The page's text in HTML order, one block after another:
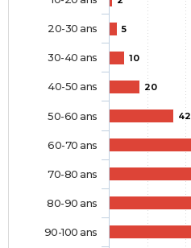
5
10
20
42
20-30 ans
30-40 ans
40-50 ans
50-60 ans
60-70 ans
70-80 ans
80-90 ans
90-100 ans